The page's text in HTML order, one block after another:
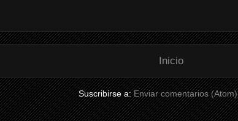
Inicio
Suscribirse a:Enviar comentarios (Atom)